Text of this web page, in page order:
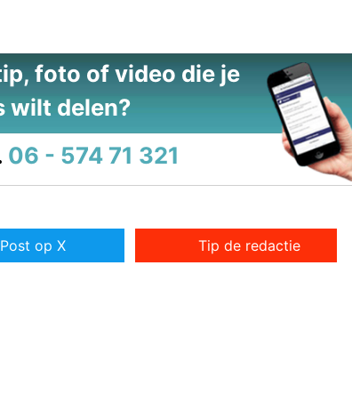
foto of video die je
wilt delen?
06 - 574 71 321
Post op X Tip de redactie